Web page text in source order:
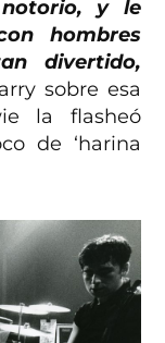
y le
hombres
divertido,
sobre esa
la flasheó
de ‘harina